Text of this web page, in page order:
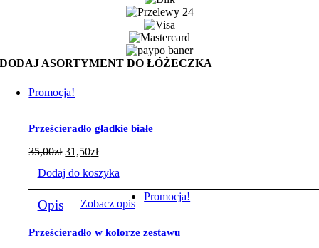
DODAJ ASORTYMENT DO ŁÓŻECZKA
Promocja!
Prześcieradło gładkie białe
35,00zł 31,50zł
Dodaj do koszyka
Opis Zobacz opis
Promocja!
Prześcieradło w kolorze zestawu